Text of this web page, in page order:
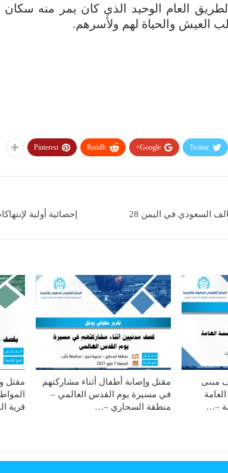
العام الوحيد الذي كان يمر منه سكان
العيش والحياة لهم ولأسرهم.
Twitter
Google+
ReddIt
Pinterest
إحصائية أولية لإنتهاكات التحالف السعودي في اليمن 28
مبنى
–…
مقتل وإصابة أطفال أثناء مشاركتهم
في مسيرة يوم القدس العالمي –
منطقة السحاري –…
مقتل
قرية